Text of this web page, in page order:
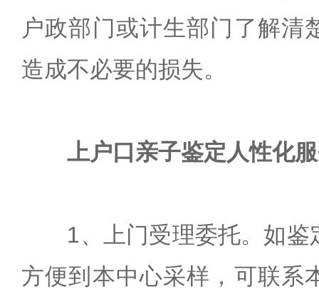
户政部门或计生部门了解清
造成不必要的损失。
上户口亲子鉴定人性化
1、上门受理委托。如鉴
方便到本中心采样，可联系